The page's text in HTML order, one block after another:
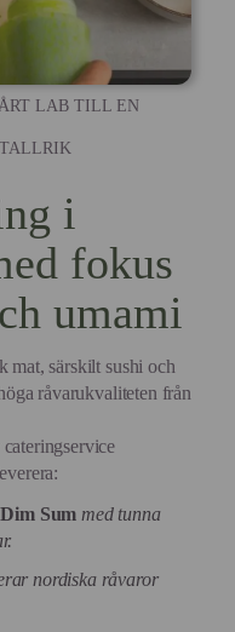
LAB TILL EN
i
fokus
umami
mat, särskilt sushi och
råvarukvaliteten från
Sum med tunna
nordiska råvaror